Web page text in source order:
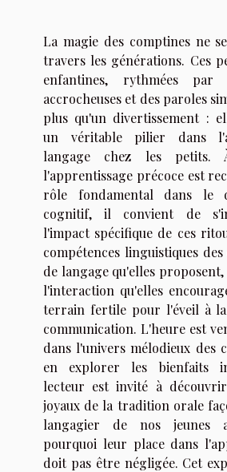
La magie des comptines ne
travers les générations. Ces
enfantines, rythmées par
accrocheuses et des paroles
plus qu'un divertissement :
un véritable pilier dans
langage chez les petits.
l'apprentissage précoce est
rôle fondamental dans le
cognitif, il convient de
l'impact spécifique de ces
compétences linguistiques
de langage qu'elles
l'interaction qu'elles
terrain fertile pour l'éveil à
communication. L'heure est
dans l'univers mélodieux des
en explorer les bienfaits
lecteur est invité à
joyaux de la tradition orale
langagier de nos jeunes
pourquoi leur place dans
doit pas être négligée. Cet